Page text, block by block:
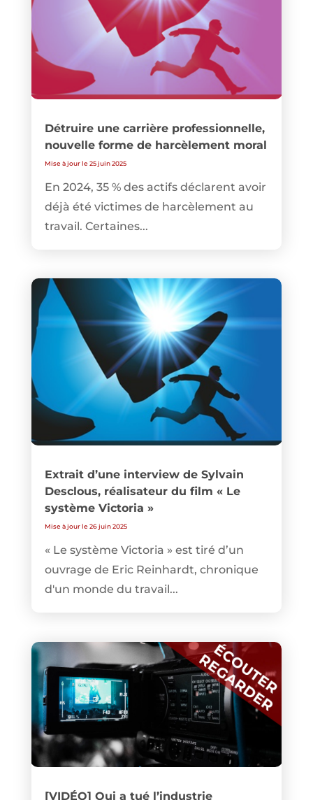
Détruire une carrière professionnelle,
nouvelle forme de harcèlement moral
Mise à jour le 25 juin 2025
En 2024, 35 % des actifs déclarent avoir
déjà été victimes de harcèlement au
travail. Certaines...
Extrait d’une interview de Sylvain
Desclous, réalisateur du film « Le
système Victoria »
Mise à jour le 26 juin 2025
« Le système Victoria » est tiré d’un
ouvrage de Eric Reinhardt, chronique
d'un monde du travail...
[VIDÉO] Qui a tué l’industrie